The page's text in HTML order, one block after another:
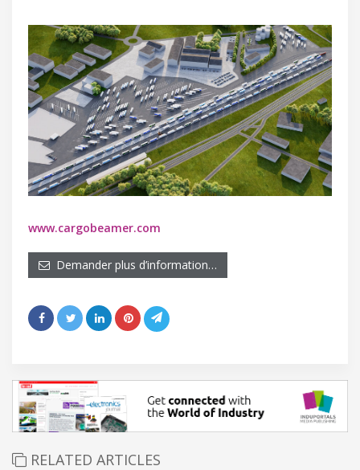
www.cargobeamer.com
Demander plus d’information…
RELATED ARTICLES